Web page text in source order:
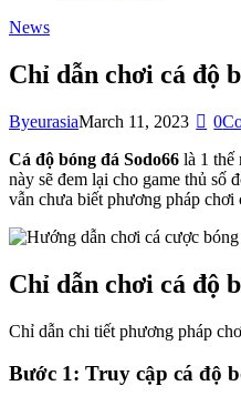
News
Chỉ dẫn chơi cá độ
ByeurasiaMarch 11, 2023 0
Cá độ bóng đá Sodo66 là 1 thế
này sẽ đem lại cho game thủ số
vẫn chưa biết phương pháp chơi
Chỉ dẫn chơi cá độ
Chỉ dẫn chi tiết phương pháp
Bước 1: Truy cập cá độ